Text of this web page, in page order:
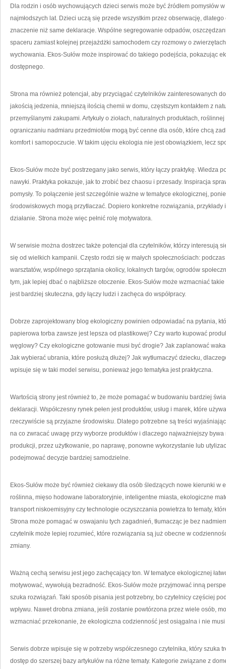
Dla rodzin i osób wychowujących dzieci serwis może być źródłem pomysłów
najmłodszych lat. Dzieci uczą się przede wszystkim przez obserwację,
znaczenie niż same deklaracje. Wspólne segregowanie odpadów,
spaceru zamiast kolejnej przejażdżki samochodem czy rozmowy o
wychowania. Ekos-Sułów może inspirować do takiego podejścia, pokazując
dostępnego.
Strona ma również potencjał, aby przyciągać czytelników zainteresowanych
jakością jedzenia, mniejszą ilością chemii w domu, częstszym kontaktem z
przemyślanymi zakupami. Artykuły o ziołach, naturalnych produktach,
ograniczaniu nadmiaru przedmiotów mogą być cenne dla osób, które chcą
komfort i samopoczucie. W takim ujęciu ekologia nie jest obowiązkiem, lecz
Ekos-Sułów może być postrzegany jako serwis, który łączy praktykę. Wiedza
nawyki. Praktyka pokazuje, jak to zrobić bez chaosu i przesady. Inspiracja
pomysły. To połączenie jest szczególnie ważne w tematyce ekologicznej,
środowiskowych mogą przytłaczać. Dopiero konkretne rozwiązania,
działanie. Strona może więc pełnić rolę motywatora.
W serwisie można dostrzec także potencjał dla czytelników, którzy interesują
się od wielkich kampanii. Często rodzi się w małych społecznościach:
warsztatów, wspólnego sprzątania okolicy, lokalnych targów, ogrodów
tym, jak lepiej dbać o najbliższe otoczenie. Ekos-Sułów może wzmacniać
jest bardziej skuteczna, gdy łączy ludzi i zachęca do współpracy.
Dobrze zaprojektowany blog ekologiczny powinien odpowiadać na pytania,
papierowa torba zawsze jest lepsza od plastikowej? Czy warto kupować
węglowy? Czy ekologiczne gotowanie musi być drogie? Jak zaplanować
Jak wybierać ubrania, które posłużą dłużej? Jak wytłumaczyć dziecku,
wpisuje się w taki model serwisu, ponieważ jego tematyka jest praktyczna.
Wartością strony jest również to, że może pomagać w budowaniu bardziej
deklaracji. Współczesny rynek pełen jest produktów, usług i marek, które
rzeczywiście są przyjazne środowisku. Dlatego potrzebne są treści
na co zwracać uwagę przy wyborze produktów i dlaczego najważniejszy bywa
produkcji, przez użytkowanie, po naprawę, ponowne wykorzystanie lub
podejmować decyzje bardziej samodzielne.
Ekos-Sułów może być również ciekawy dla osób śledzących nowe kierunki w
roślinna, mięso hodowane laboratoryjnie, inteligentne miasta, ekologiczne
transport niskoemisyjny czy technologie oczyszczania powietrza to tematy,
Strona może pomagać w oswajaniu tych zagadnień, tłumacząc je bez
czytelnik może lepiej rozumieć, które rozwiązania są już obecne w
zmiany.
Ważną cechą serwisu jest jego zachęcający ton. W tematyce ekologicznej
motywować, wywołują bezradność. Ekos-Sułów może przyjmować inną
szuka rozwiązań. Taki sposób pisania jest potrzebny, bo czytelnicy częściej
wpływu. Nawet drobna zmiana, jeśli zostanie powtórzona przez wiele osób,
wzmacniać przekonanie, że ekologiczna codzienność jest osiągalna i nie
Serwis dobrze wpisuje się w potrzeby współczesnego czytelnika, który szuka
dostęp do szerszej bazy artykułów na różne tematy. Kategorie związane z